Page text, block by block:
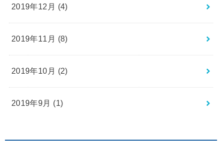
2019年12月 (4)
2019年11月 (8)
2019年10月 (2)
2019年9月 (1)